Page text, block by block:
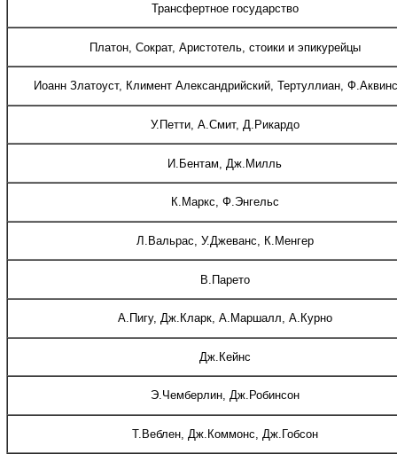
Трансфертное государство
Платон, Сократ, Аристотель, стоики и эпикурейцы
Иоанн Златоуст, Климент Александрийский, Тертуллиан,
У.Петти, А.Смит, Д.Рикардо
И.Бентам, Дж.Милль
К.Маркс, Ф.Энгельс
Л.Вальрас, У.Джеванс, К.Менгер
В.Парето
А.Пигу, Дж.Кларк, А.Маршалл, А.Курно
Дж.Кейнс
Э.Чемберлин, Дж.Робинсон
Т.Веблен, Дж.Коммонс, Дж.Гобсон